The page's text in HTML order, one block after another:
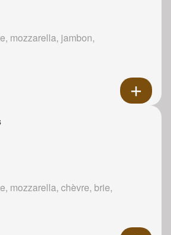
mozzarella, jambon,
mozzarella, chèvre, brie,